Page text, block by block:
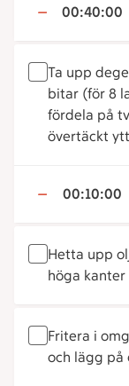
00:40:00
Ta upp
bitar (för 8
fördela på
övertäckt
00:10:00
Hetta upp
höga
Fritera i
och lägg på